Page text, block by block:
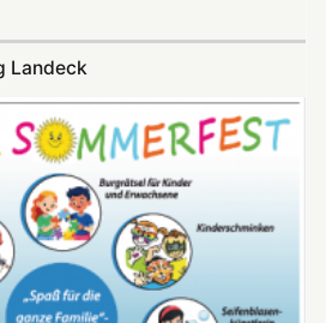
Landeck